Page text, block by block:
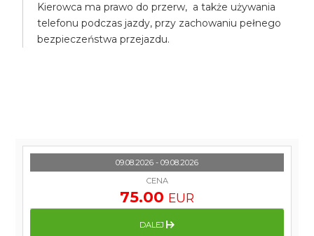
Kierowca ma prawo do przerw, a także używania
telefonu podczas jazdy, przy zachowaniu pełnego
bezpieczeństwa przejazdu.
09.08.2026 - 09.08.2026
CENA
75.00 EUR
DALEJ